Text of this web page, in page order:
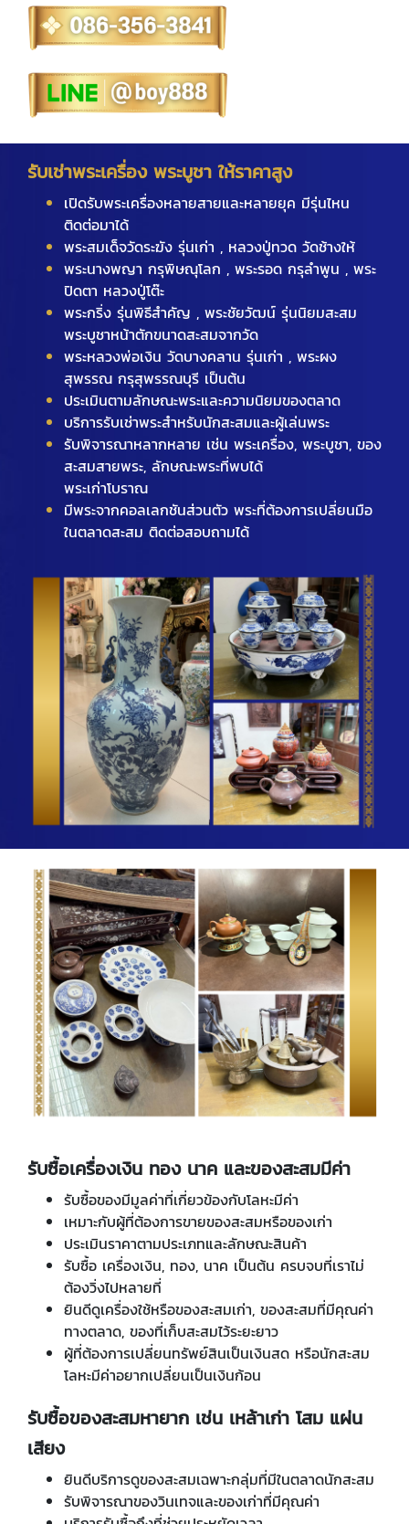
รับเช่าพระเครื่อง พระบูชา ให้ราคาสูง
เปิดรับพระเครื่องหลายสายและหลายยุค มีรุ่นไหน
ติดต่อมาได้
พระสมเด็จวัดระฆัง รุ่นเก่า , หลวงปู่ทวด วัดช้างให้
พระนางพญา กรุพิษณุโลก , พระรอด กรุลำพูน , พระ
ปิดตา หลวงปู่โต๊ะ
พระกริ่ง รุ่นพิธีสำคัญ , พระชัยวัฒน์ รุ่นนิยมสะสม
พระบูชาหน้าตักขนาดสะสมจากวัด
พระหลวงพ่อเงิน วัดบางคลาน รุ่นเก่า , พระผง
สุพรรณ กรุสุพรรณบุรี เป็นต้น
ประเมินตามลักษณะพระและความนิยมของตลาด
บริการรับเช่าพระสำหรับนักสะสมและผู้เล่นพระ
รับพิจารณาหลากหลาย เช่น พระเครื่อง, พระบูชา, ของ
สะสมสายพระ, ลักษณะพระที่พบได้
พระเก่าโบราณ
มีพระจากคอลเลกชันส่วนตัว พระที่ต้องการเปลี่ยนมือ
ในตลาดสะสม ติดต่อสอบถามได้
รับซื้อเครื่องเงิน ทอง นาค และของสะสมมีค่า
รับซื้อของมีมูลค่าที่เกี่ยวข้องกับโลหะมีค่า
เหมาะกับผู้ที่ต้องการขายของสะสมหรือของเก่า
ประเมินราคาตามประเภทและลักษณะสินค้า
รับซื้อ เครื่องเงิน, ทอง, นาค เป็นต้น ครบจบที่เราไม่
ต้องวิ่งไปหลายที่
ยินดีดูเครื่องใช้หรือของสะสมเก่า, ของสะสมที่มีคุณค่า
ทางตลาด, ของที่เก็บสะสมไว้ระยะยาว
ผู้ที่ต้องการเปลี่ยนทรัพย์สินเป็นเงินสด หรือนักสะสม
โลหะมีค่าอยากเปลี่ยนเป็นเงินก้อน
รับซื้อของสะสมหายาก เช่น เหล้าเก่า โสม แผ่น
เสียง
ยินดีบริการดูของสะสมเฉพาะกลุ่มที่มีในตลาดนักสะสม
รับพิจารณาของวินเทจและของเก่าที่มีคุณค่า